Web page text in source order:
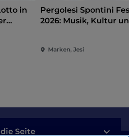
in
Pergolesi Spontini
2026: Musik, Kultur
Marken, Jesi
Seite